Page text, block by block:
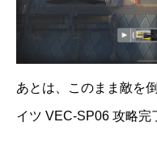
あとは、このまま敵を
イツ VEC-SP06 攻略完